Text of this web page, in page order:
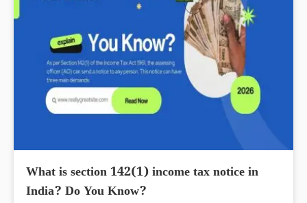
What is section 142(1) income tax notice in
India? Do You Know?